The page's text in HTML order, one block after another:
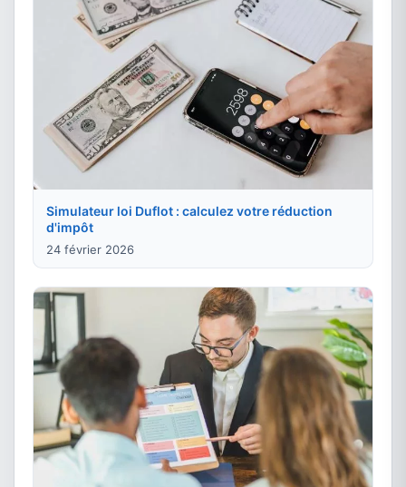
Simulateur loi Duflot : calculez votre réduction
d'impôt
24 février 2026